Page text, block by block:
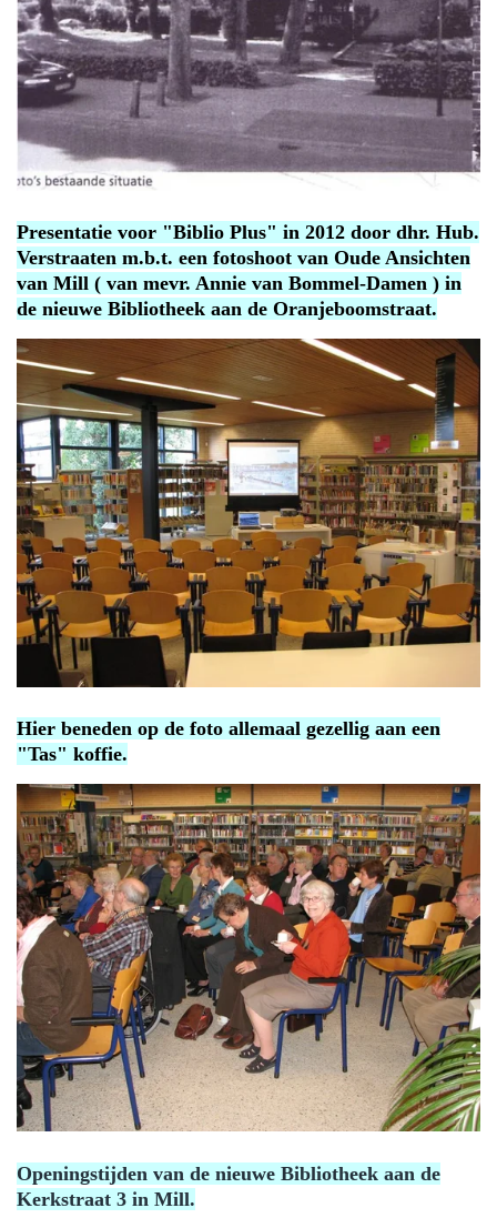
Presentatie voor "Biblio Plus" in 2012 door dhr. Hub.
Verstraaten m.b.t. een fotoshoot van Oude Ansichten
van Mill ( van mevr. Annie van Bommel-Damen ) in
de nieuwe Bibliotheek aan de Oranjeboomstraat.
Hier beneden op de foto allemaal gezellig aan een
"Tas" koffie.
Openingstijden van de nieuwe Bibliotheek aan de
Kerkstraat 3 in Mill.